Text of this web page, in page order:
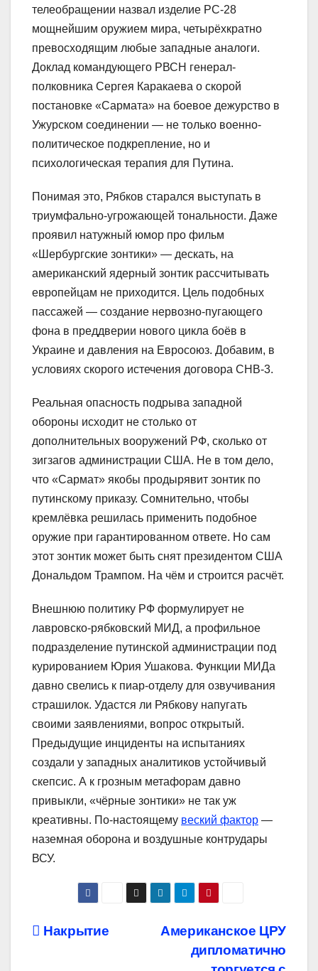
телеобращении назвал изделие РС-28
мощнейшим оружием мира, четырёхкратно
превосходящим любые западные аналоги.
Доклад командующего РВСН генерал-
полковника Сергея Каракаева о скорой
постановке «Сармата» на боевое дежурство в
Ужурском соединении — не только военно-
политическое подкрепление, но и
психологическая терапия для Путина.
Понимая это, Рябков старался выступать в
триумфально-угрожающей тональности. Даже
проявил натужный юмор про фильм
«Шербургские зонтики» — дескать, на
американский ядерный зонтик рассчитывать
европейцам не приходится. Цель подобных
пассажей — создание нервозно-пугающего
фона в преддверии нового цикла боёв в
Украине и давления на Евросоюз. Добавим, в
условиях скорого истечения договора СНВ-3.
Реальная опасность подрыва западной
обороны исходит не столько от
дополнительных вооружений РФ, сколько от
зигзагов администрации США. Не в том дело,
что «Сармат» якобы продырявит зонтик по
путинскому приказу. Сомнительно, чтобы
кремлёвка решилась применить подобное
оружие при гарантированном ответе. Но сам
этот зонтик может быть снят президентом США
Дональдом Трампом. На чём и строится расчёт.
Внешнюю политику РФ формулирует не
лавровско-рябковский МИД, а профильное
подразделение путинской администрации под
курированием Юрия Ушакова. Функции МИДа
давно свелись к пиар-отделу для озвучивания
страшилок. Удастся ли Рябкову напугать
своими заявлениями, вопрос открытый.
Предыдущие инциденты на испытаниях
создали у западных аналитиков устойчивый
скепсис. А к грозным метафорам давно
привыкли, «чёрные зонтики» не так уж
креативны. По-настоящему веский фактор —
наземная оборона и воздушные контрудары
ВСУ.
Навигация
Американское ЦРУ
дипломатично
Накрытие